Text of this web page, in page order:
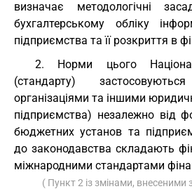
визначає методологічні
бухгалтерському обліку
підприємства та її розкриття в
2. Норми цього
(стандарту)
організаціями та іншими
підприємства) незалежно від
бюджетних установ та
до законодавства складають
міжнародними стандартами
( Пункт 2 із змінами, внесеними